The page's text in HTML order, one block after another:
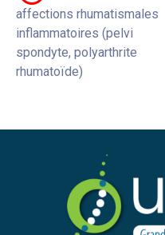
affections rhumatismales
inflammatoires (pelvi
spondyte, polyarthrite
rhumatoïde)